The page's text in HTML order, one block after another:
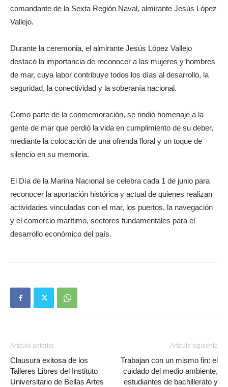
comandante de la Sexta Región Naval, almirante Jesús López
Vallejo.
Durante la ceremonia, el almirante Jesús López Vallejo
destacó la importancia de reconocer a las mujeres y hombres
de mar, cuya labor contribuye todos los días al desarrollo, la
seguridad, la conectividad y la soberanía nacional.
Como parte de la conmemoración, se rindió homenaje a la
gente de mar que perdió la vida en cumplimiento de su deber,
mediante la colocación de una ofrenda floral y un toque de
silencio en su memoria.
El Día de la Marina Nacional se celebra cada 1 de junio para
reconocer la aportación histórica y actual de quienes realizan
actividades vinculadas con el mar, los puertos, la navegación
y el comercio marítimo, sectores fundamentales para el
desarrollo económico del país.
Artículo anterior
Clausura exitosa de los
Talleres Libres del Instituto
Universitario de Bellas Artes
Artículo siguiente
Trabajan con un mismo fin: el
cuidado del medio ambiente,
estudiantes de bachillerato y